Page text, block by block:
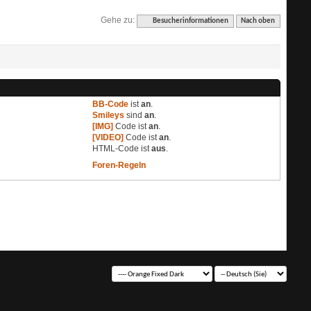
Gehe zu: Besucherinformationen Nach oben
BB-Code istan.
Smileys sindan.
[IMG] Code istan.
[VIDEO] Code istan.
HTML-Code istaus.
Foren-Regeln